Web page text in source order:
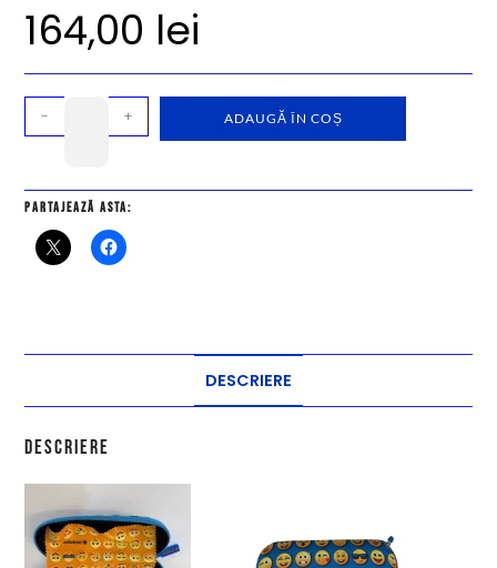
164,00 lei
- + ADAUGĂ ÎN COȘ
Partajează asta:
DESCRIERE
Descriere